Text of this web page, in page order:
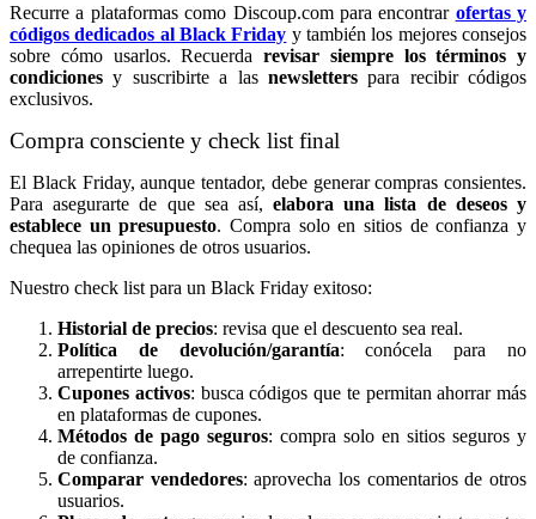
Recurre a plataformas como Discoup.com para encontrar ofertas y
códigos dedicados al Black Friday y también los mejores consejos
sobre cómo usarlos. Recuerda revisar siempre los términos y
condiciones y suscribirte a las newsletterspara recibir códigos
exclusivos.
Compra consciente y check list final
El Black Friday, aunque tentador, debe generar compras consientes.
Para asegurarte de que sea así,elabora una lista de deseos y
establece un presupuesto. Compra solo en sitios de confianza y
chequea las opiniones de otros usuarios.
Nuestro check list para un Black Friday exitoso:
Historial de precios: revisa que el descuento sea real.
Política de devolución/garantía: conócela para no
arrepentirte luego.
Cupones activos: busca códigos que te permitan ahorrar más
en plataformas de cupones.
Métodos de pago seguros: compra solo en sitios seguros y
de confianza.
Comparar vendedores: aprovecha los comentarios de otros
usuarios.